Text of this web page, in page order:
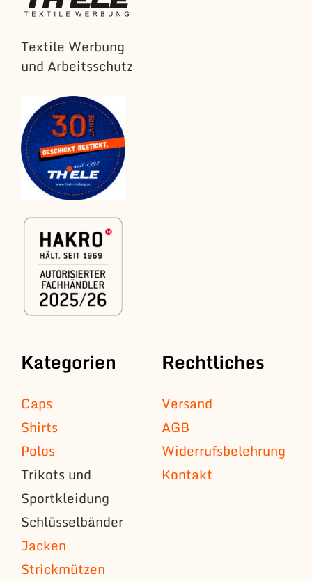
Textile Werbung
und Arbeitsschutz
Kategorien
Caps
Shirts
Polos
Trikots und
Sportkleidung
Schlüsselbänder
Jacken
Strickmützen
Rechtliches
Versand
AGB
Widerrufsbelehrung
Kontakt